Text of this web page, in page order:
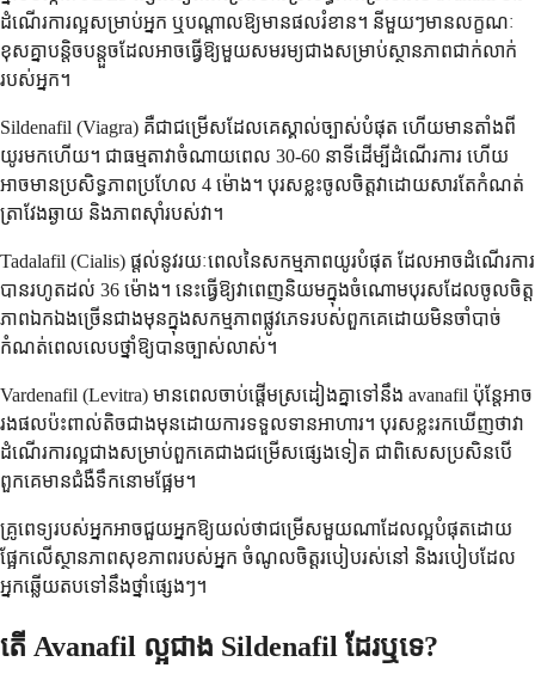
ដំណើរការ​ល្អ​សម្រាប់​អ្នក ឬ​បណ្តាល​ឱ្យ​មាន​ផល​រំខាន។ នីមួយៗ​មាន​លក្ខណៈ​
ខុស​គ្នា​បន្តិច​បន្តួច​ដែល​អាច​ធ្វើ​ឱ្យ​មួយ​សមរម្យ​ជាង​សម្រាប់​ស្ថានភាព​ជាក់លាក់​
របស់​អ្នក។
Sildenafil (Viagra) គឺ​ជា​ជម្រើស​ដែល​គេ​ស្គាល់​ច្បាស់​បំផុត ហើយ​មាន​តាំង​ពី​
យូរ​មក​ហើយ។ ជា​ធម្មតា​វា​ចំណាយ​ពេល 30-60 នាទី​ដើម្បី​ដំណើរការ ហើយ​
អាច​មាន​ប្រសិទ្ធភាព​ប្រហែល 4 ម៉ោង។ បុរស​ខ្លះ​ចូលចិត្ត​វា​ដោយសារ​តែ​កំណត់
ត្រា​វែង​ឆ្ងាយ និង​ភាព​ស៊ាំ​របស់​វា។
Tadalafil (Cialis) ផ្តល់​នូវ​រយៈពេល​នៃ​សកម្មភាព​យូរ​បំផុត ដែល​អាច​ដំណើរការ​
បាន​រហូត​ដល់ 36 ម៉ោង។ នេះ​ធ្វើ​ឱ្យ​វា​ពេញ​និយម​ក្នុង​ចំណោម​បុរស​ដែល​ចូលចិត្ត​
ភាព​ឯកឯង​ច្រើន​ជាង​មុន​ក្នុង​សកម្មភាព​ផ្លូវភេទ​របស់​ពួកគេ​ដោយ​មិន​ចាំបាច់​
កំណត់​ពេល​លេប​ថ្នាំ​ឱ្យ​បាន​ច្បាស់លាស់។
Vardenafil (Levitra) មាន​ពេល​ចាប់​ផ្តើម​ស្រដៀង​គ្នា​ទៅ​នឹង avanafil ប៉ុន្តែ​អាច​
រង​ផល​ប៉ះពាល់​តិច​ជាង​មុន​ដោយ​ការ​ទទួល​ទាន​អាហារ។ បុរស​ខ្លះ​រក​ឃើញ​ថា​វា​
ដំណើរការ​ល្អ​ជាង​សម្រាប់​ពួកគេ​ជាង​ជម្រើស​ផ្សេង​ទៀត ជាពិសេស​ប្រសិន​បើ​
ពួកគេ​មាន​ជំងឺ​ទឹកនោមផ្អែម។
គ្រូពេទ្យ​របស់​អ្នក​អាច​ជួយ​អ្នក​ឱ្យ​យល់​ថា​ជម្រើស​មួយ​ណា​ដែល​ល្អ​បំផុត​ដោយ​
ផ្អែក​លើ​ស្ថានភាព​សុខភាព​របស់​អ្នក ចំណូលចិត្ត​របៀប​រស់នៅ និង​របៀប​ដែល​
អ្នក​ឆ្លើយតប​ទៅ​នឹង​ថ្នាំ​ផ្សេងៗ។
តើ Avanafil ល្អ​ជាង Sildenafil ដែរ​ឬ​ទេ?